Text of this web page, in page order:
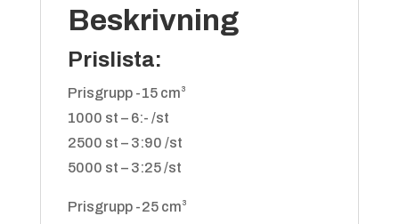
Beskrivning
Prislista:
Prisgrupp -15 cm³
1000 st – 6:- /st
2500 st – 3:90 /st
5000 st – 3:25 /st
Prisgrupp -25 cm³